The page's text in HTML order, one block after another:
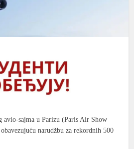
avio-sajma u Parizu (Paris Air Show
narudžbu za rekordnih 500